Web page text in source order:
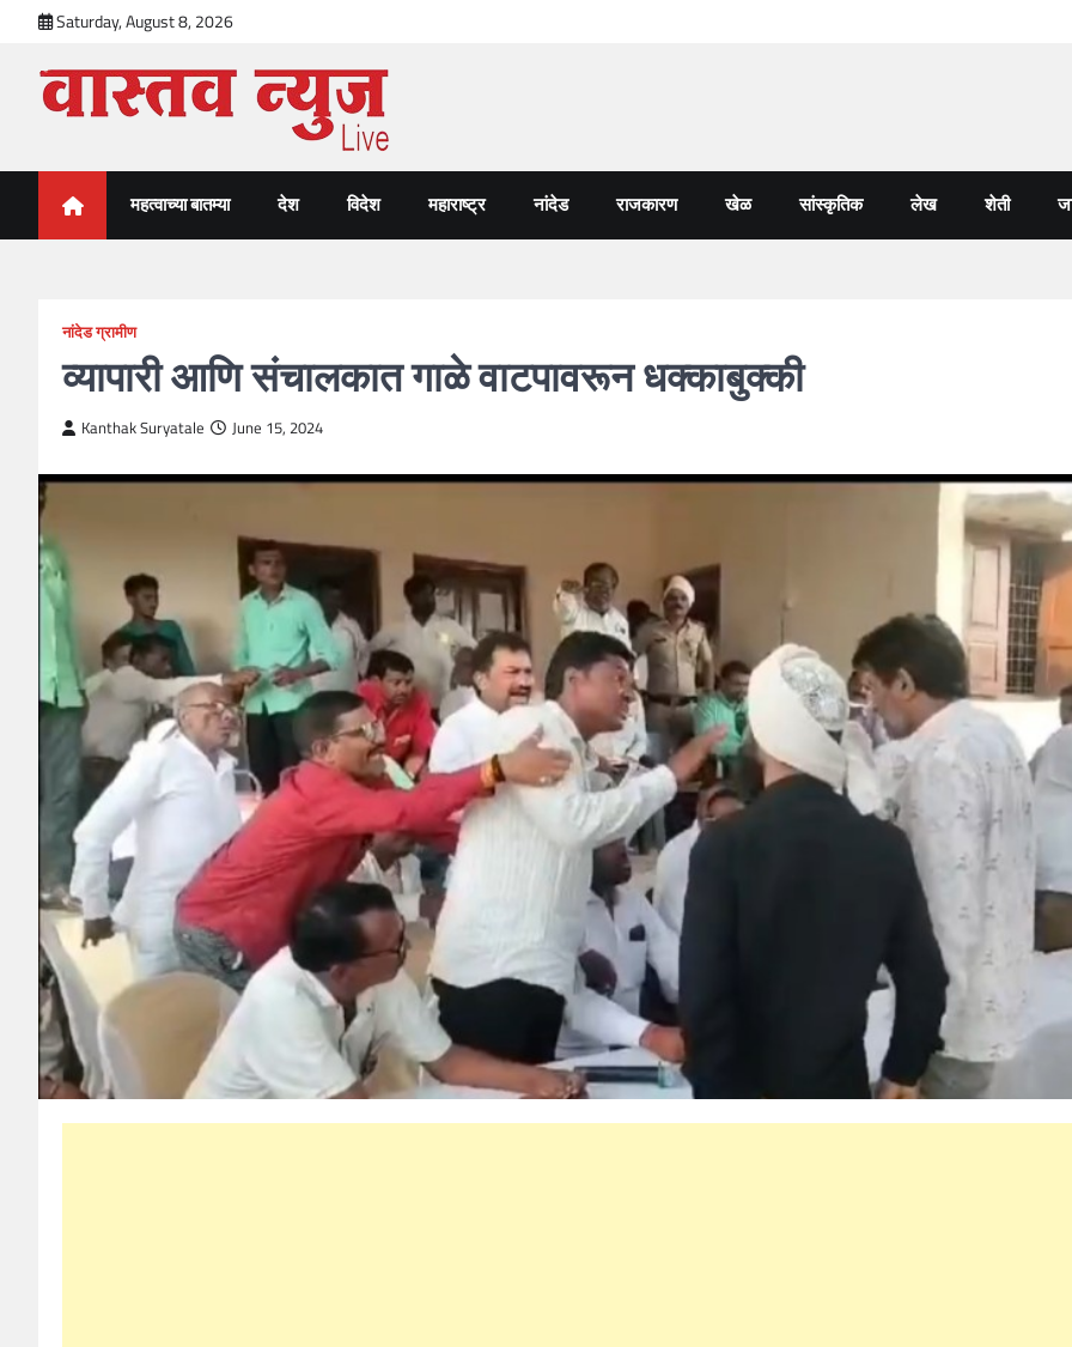
content
Saturday, August 8, 2026
VastavNEWSLive.com
महत्वाच्या बातम्या देश विदेश महाराष्ट्र नांदेड राजकारण खेळ सांस्कृतिक लेख शेती
नांदेड ग्रामीण
व्यापारी आणि संचालकात गाळे वाटपावरून धक्काबुक्की
Kanthak Suryatale June 15, 2024
महत्वाच्या बातम्या
What Is a Front-End
How to Become One,